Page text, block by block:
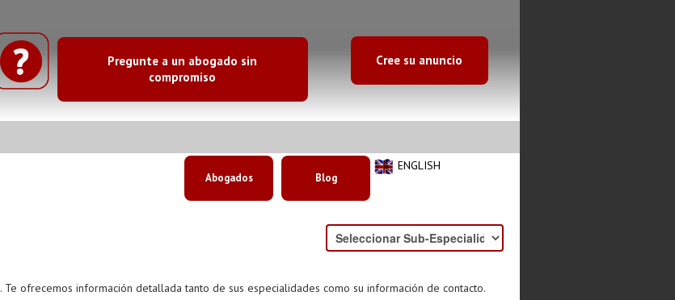
Pregunte a un abogado sin
compromiso
Cree su anuncio
ENGLISH
Abogados Blog
. Te ofrecemos información detallada tanto de sus especialidades como su información de contacto.